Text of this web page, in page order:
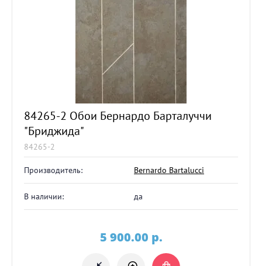
84265-2 Обои Бернардо Барталуччи
"Бриджида"
84265-2
Производитель: Bernardo Bartalucci
В наличии: да
5 900.00 p.